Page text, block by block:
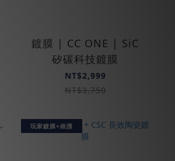
鍍膜 | CC ONE | SiC
矽碳科技鍍膜
NT$2,999
NT$3,750
玩家鍍膜+維護